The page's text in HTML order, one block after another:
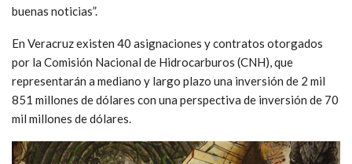
buenas noticias”.
En Veracruz existen 40 asignaciones y contratos otorgados
por la Comisión Nacional de Hidrocarburos (CNH), que
representarán a mediano y largo plazo una inversión de 2 mil
851 millones de dólares con una perspectiva de inversión de 70
mil millones de dólares.